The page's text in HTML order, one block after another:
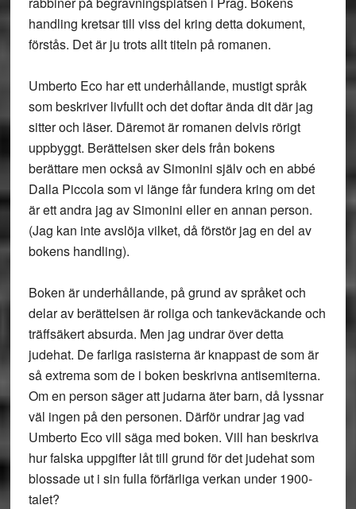
handling kretsar till viss del kring detta dokument,
förstås. Det är ju trots allt titeln på romanen.
Umberto Eco har ett underhållande, mustigt språk
som beskriver livfullt och det doftar ända dit där jag
sitter och läser. Däremot är romanen delvis rörigt
uppbyggt. Berättelsen sker dels från bokens
berättare men också av Simonini själv och en abbé
Dalla Piccola som vi länge får fundera kring om det
är ett andra jag av Simonini eller en annan person.
(Jag kan inte avslöja vilket, då förstör jag en del av
bokens handling).
Boken är underhållande, på grund av språket och
delar av berättelsen är roliga och tankeväckande och
träffsäkert absurda. Men jag undrar över detta
judehat. De farliga rasisterna är knappast de som är
så extrema som de i boken beskrivna antisemiterna.
Om en person säger att judarna äter barn, då lyssnar
väl ingen på den personen. Därför undrar jag vad
Umberto Eco vill säga med boken. Vill han beskriva
hur falska uppgifter låt till grund för det judehat som
blossade ut i sin fulla förfärliga verkan under 1900-
talet?